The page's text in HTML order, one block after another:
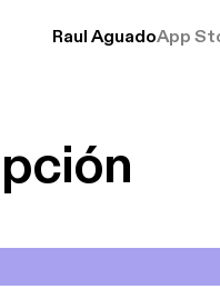
Raul AguadoApp